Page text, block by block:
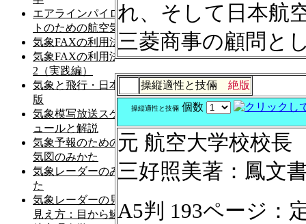
れ、そして日本航
三菱商事の顧問と
操縦適性と技倆 絶版
操縦適性と技倆 個数
元 航空大学校校
三好照美著：鳳文
A5判 193ページ：